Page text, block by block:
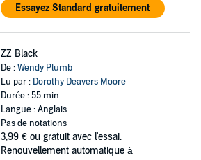
Essayez Standard gratuitement
ZZ Black
De :Wendy Plumb
Lu par : Dorothy Deavers Moore
Durée : 55 min
Langue : Anglais
Pas de notations
3,99 € ou gratuit avec l'essai.
Renouvellement automatique à